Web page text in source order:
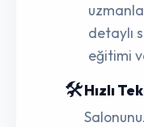
detaylı
eğitimi
🛠️Hızlı